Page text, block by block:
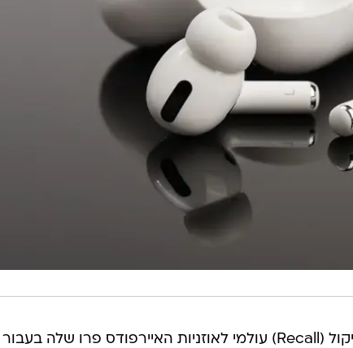
בשנה שעברה הוציאה אפל קריאה לריקול (Recall) עולמי לאוזניות האיירפודס פרו שלה בעבור